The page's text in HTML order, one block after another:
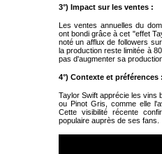
3°) Impact sur les ventes :
Les ventes annuelles du
ont bondi grâce à cet "effet
noté un afflux de followers
la production reste limitée à
pas d'augmenter sa
​4°) Contexte et préférences
Taylor Swift apprécie les vins
ou Pinot Gris, comme elle
Cette visibilité récente
populaire auprès de ses fans.